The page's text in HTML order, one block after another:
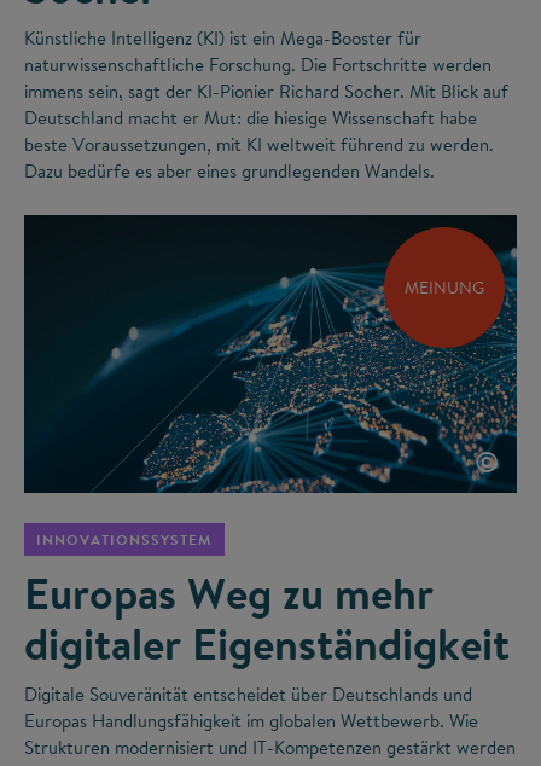
Künstliche Intelligenz (KI) ist ein Mega-Booster für
naturwissenschaftliche Forschung. Die Fortschritte werden
immens sein, sagt der KI-Pionier Richard Socher. Mit Blick auf
Deutschland macht er Mut: die hiesige Wissenschaft habe
beste Voraussetzungen, mit KI weltweit führend zu werden.
Dazu bedürfe es aber eines grundlegenden Wandels.
MEINUNG
©
INNOVATIONSSYSTEM
Europas Weg zu mehr
digitaler Eigenständigkeit
Digitale Souveränität entscheidet über Deutschlands und
Europas Handlungsfähigkeit im globalen Wettbewerb. Wie
Strukturen modernisiert und IT-Kompetenzen gestärkt werden